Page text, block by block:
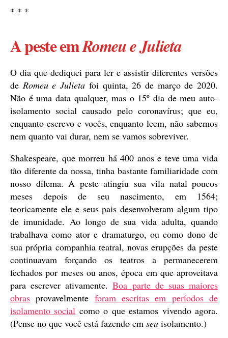
* * *
A peste emRomeu e Julieta
O dia que dediquei para ler e assistir diferentes versões
de Romeu e Julieta foi quinta, 26 de março de 2020.
Não é uma data qualquer, mas o 15º dia de meu auto-
isolamento social causado pelo coronavírus; que eu,
enquanto escrevo e vocês, enquanto leem, não sabemos
nem quanto vai durar, nem se vamos sobreviver.
Shakespeare, que morreu há 400 anos e teve uma vida
tão diferente da nossa, tinha bastante familiaridade com
nosso dilema. A peste atingiu sua vila natal poucos
meses depois de seu nascimento, em 1564;
teoricamente ele e seus pais desenvolveram algum tipo
de imunidade. Ao longo de sua vida adulta, quando
trabalhava como ator e dramaturgo, ou como dono de
sua própria companhia teatral, novas erupções da peste
continuavam forçando os teatros a permanecerem
fechados por meses ou anos, época em que aproveitava
para escrever ativamente.Boa parte de suas maiores
obras provavelmente foram escritas em períodos de
isolamento social como o que estamos vivendo agora.
(Pense no que você está fazendo em seu isolamento.)